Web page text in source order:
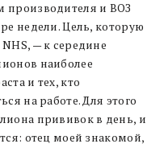
производителя и ВОЗ
недели. Цель, которую
— к середине
наиболее
и тех, кто
на работе. Для этого
прививок в день, и
отец моей знакомой,